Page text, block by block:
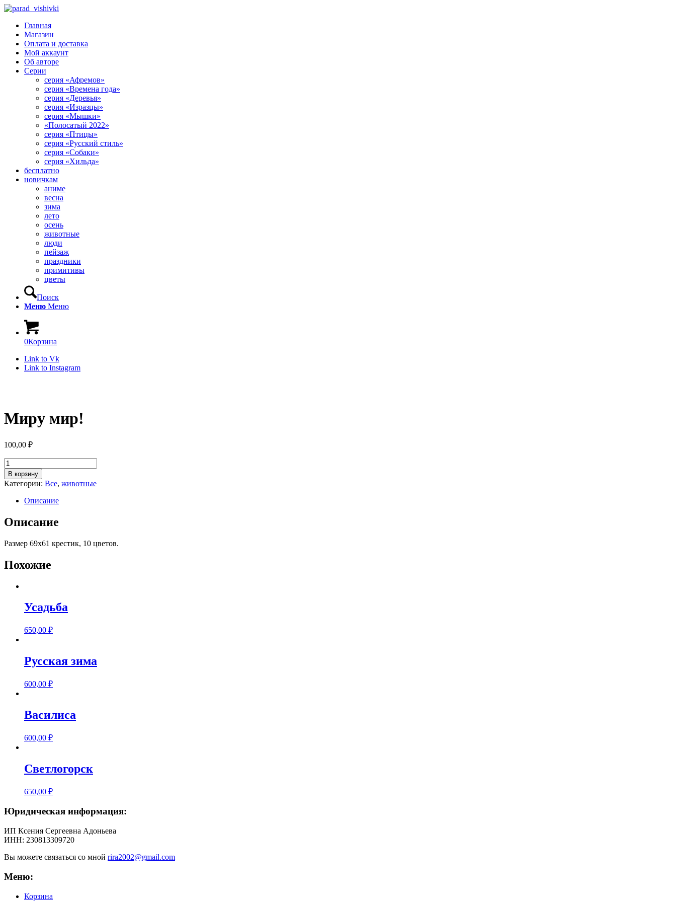
Главная
Магазин
Оплата и доставка
Мой аккаунт
Об авторе
Серии
серия «Афремов»
серия «Времена года»
серия «Деревья»
серия «Изразцы»
серия «Мышки»
«Полосатый 2022»
серия «Птицы»
серия «Русский стиль»
серия «Собаки»
серия «Хильда»
бесплатно
новичкам
аниме
весна
зима
лето
осень
животные
люди
пейзаж
праздники
примитивы
цветы
Поиск
Меню Меню
0Корзина
Link to Vk
Link to Instagram
Миру мир!
100,00 ₽
Количество
товара
Миру
мир!
В корзину
Категории: Все, животные
Описание
Описание
Размер 69х61 крестик, 10 цветов.
Похожие
Усадьба
650,00 ₽
Русская зима
600,00 ₽
Василиса
600,00 ₽
Светлогорск
650,00 ₽
Юридическая информация:
ИП Ксения Сергеевна Адоньева
ИНН: 230813309720
Вы можете связаться со мной rira2002@gmail.com
Меню:
Корзина